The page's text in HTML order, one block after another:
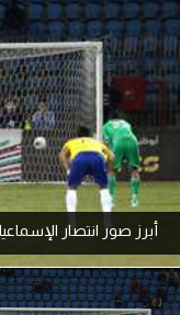
فيديوهات
عدسات
آراء حرة
ركن الألعاب
بطولات
أمريكا 2026
أبرز صور انتصار